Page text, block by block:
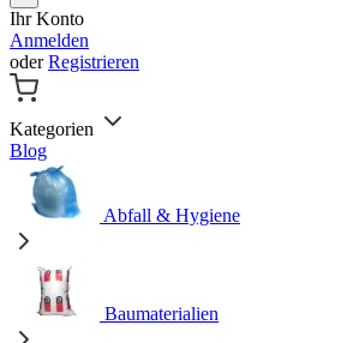
Ihr Konto
Anmelden
oderRegistrieren
Kategorien
Blog
Abfall & Hygiene
Baumaterialien